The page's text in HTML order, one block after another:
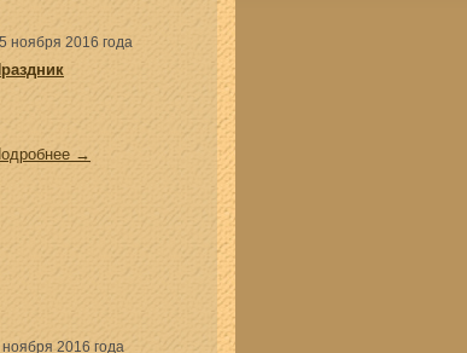
ноября 2016 года
→
ноября 2016 года